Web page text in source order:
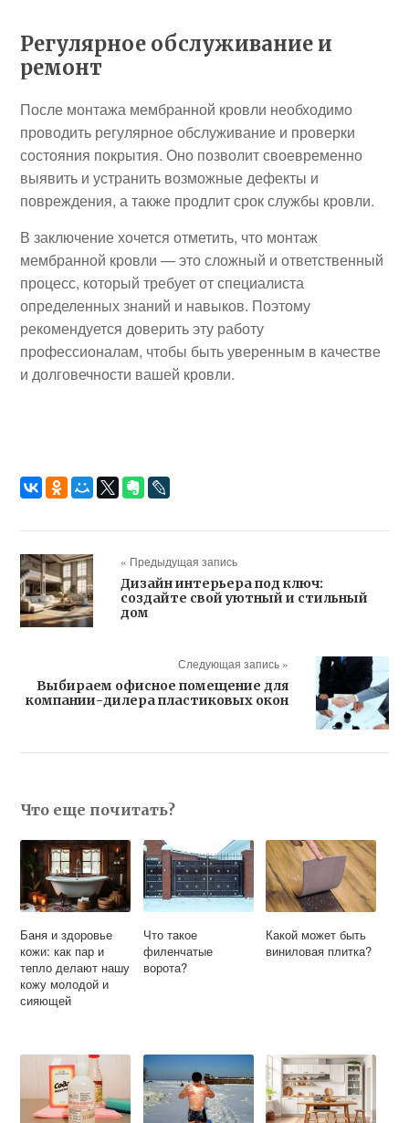
Регулярное обслуживание и
ремонт
После монтажа мембранной кровли необходимо
проводить регулярное обслуживание и проверки
состояния покрытия. Оно позволит своевременно
выявить и устранить возможные дефекты и
повреждения, а также продлит срок службы кровли.
В заключение хочется отметить, что монтаж
мембранной кровли — это сложный и ответственный
процесс, который требует от специалиста
определенных знаний и навыков. Поэтому
рекомендуется доверить эту работу
профессионалам, чтобы быть уверенным в качестве
и долговечности вашей кровли.
« Предыдущая запись
Дизайн интерьера под ключ:
создайте свой уютный и стильный
дом
Следующая запись »
Выбираем офисное помещение для
компании-дилера пластиковых окон
Что еще почитать?
Баня и здоровье
кожи: как пар и
тепло делают нашу
кожу молодой и
сияющей
Что такое
филенчатые
ворота?
Какой может быть
виниловая плитка?